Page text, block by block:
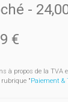
-
€
à propos de la TVA
"Paiement &